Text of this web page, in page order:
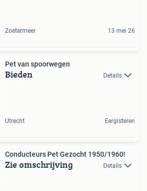
Zoetermeer 13 mei 26
Pet van spoorwegen
Bieden Details
Utrecht Eergisteren
Conducteurs Pet Gezocht 1950/1960!
Zie omschrijving Details